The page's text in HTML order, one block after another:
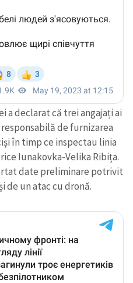
a declarat că trei angajați ai
de furnizarea
în timp ce inspectau linia
Iunakovka-Velika Ribița.
date preliminare potrivit
de un atac cu dronă.